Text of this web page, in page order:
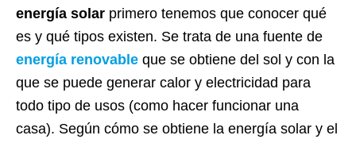
energía solar primero tenemos que conocer qué
es y qué tipos existen. Se trata de una fuente de
energía renovable que se obtiene del sol y con la
que se puede generar calor y electricidad para
todo tipo de usos (como hacer funcionar una
casa). Según cómo se obtiene la energía solar y el